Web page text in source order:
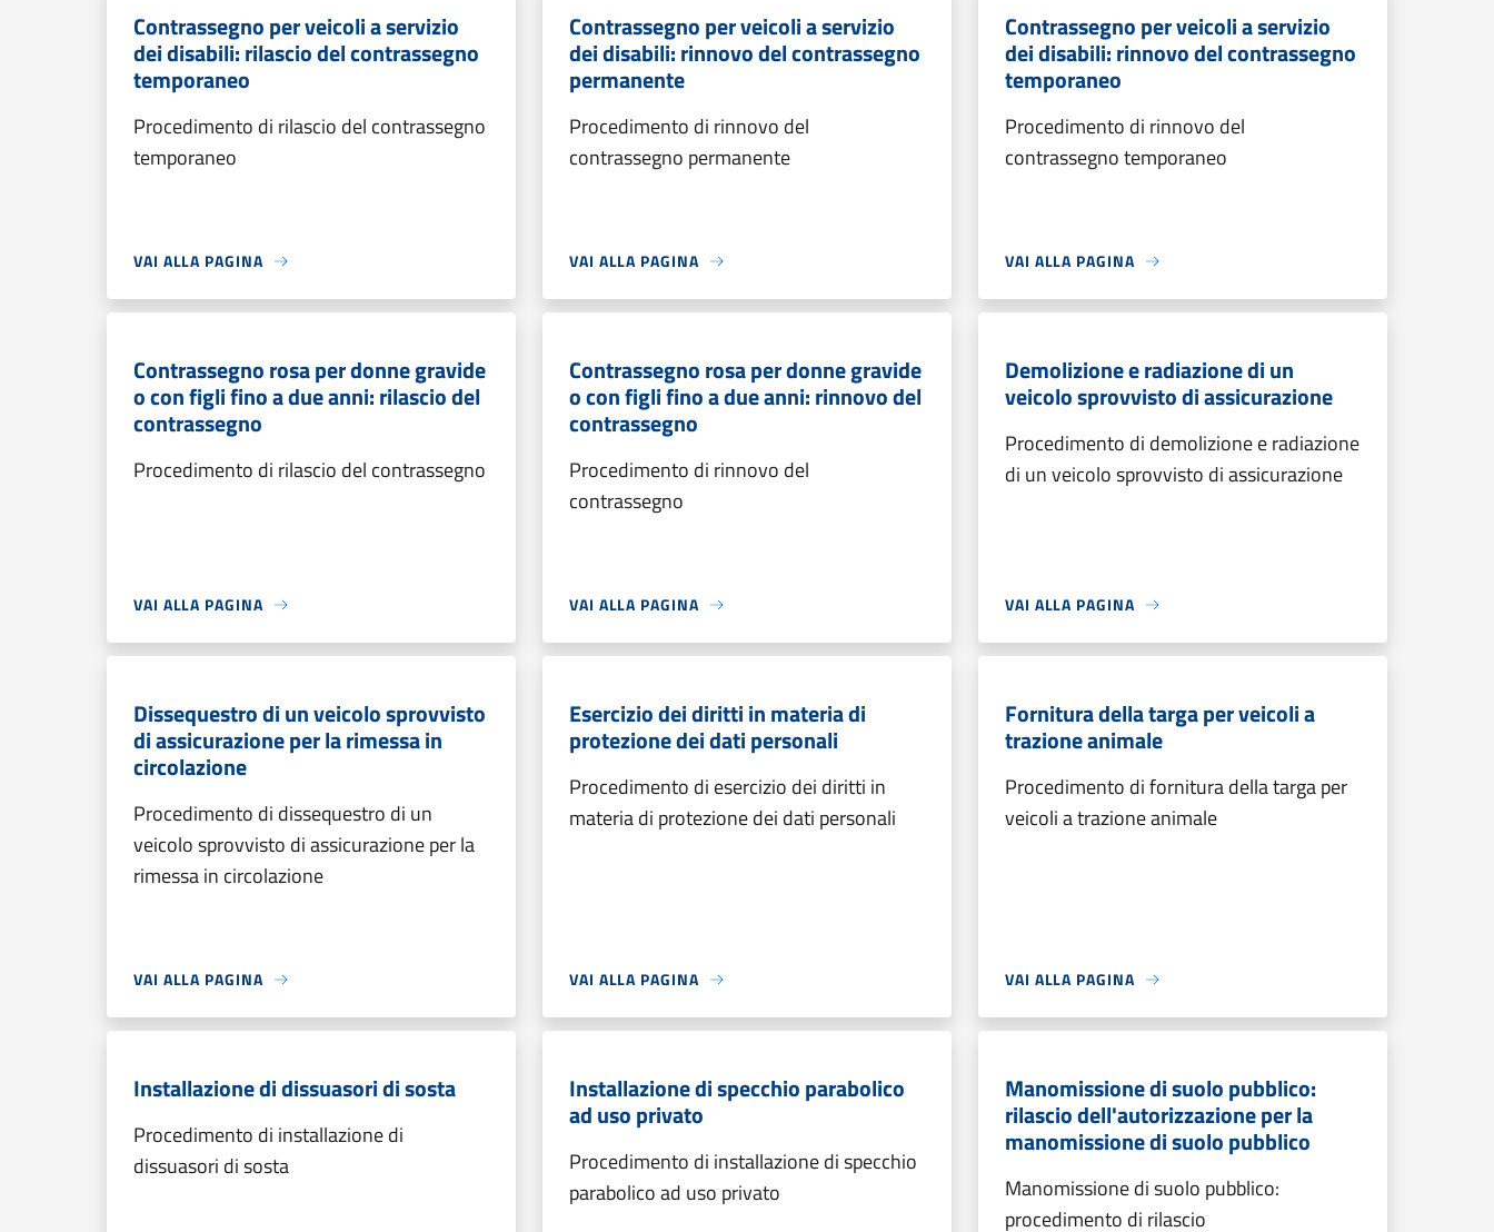
Contrassegno per veicoli a servizio
dei disabili: rilascio del contrassegno
temporaneo
Procedimento di rilascio del contrassegno
temporaneo
VAI ALLA PAGINA
Contrassegno per veicoli a servizio
dei disabili: rinnovo del contrassegno
permanente
Procedimento di rinnovo del
contrassegno permanente
VAI ALLA PAGINA
Contrassegno per veicoli a servizio
dei disabili: rinnovo del contrassegno
temporaneo
Procedimento di rinnovo del
contrassegno temporaneo
VAI ALLA PAGINA
Contrassegno rosa per donne gravide
o con figli fino a due anni: rilascio del
contrassegno
Procedimento di rilascio del contrassegno
VAI ALLA PAGINA
Contrassegno rosa per donne gravide
o con figli fino a due anni: rinnovo del
contrassegno
Procedimento di rinnovo del
contrassegno
VAI ALLA PAGINA
Demolizione e radiazione di un
veicolo sprovvisto di assicurazione
Procedimento di demolizione e radiazione
di un veicolo sprovvisto di assicurazione
VAI ALLA PAGINA
Dissequestro di un veicolo sprovvisto
di assicurazione per la rimessa in
circolazione
Procedimento di dissequestro di un
veicolo sprovvisto di assicurazione per la
rimessa in circolazione
VAI ALLA PAGINA
Esercizio dei diritti in materia di
protezione dei dati personali
Procedimento di esercizio dei diritti in
materia di protezione dei dati personali
VAI ALLA PAGINA
Fornitura della targa per veicoli a
trazione animale
Procedimento di fornitura della targa per
veicoli a trazione animale
VAI ALLA PAGINA
Installazione di dissuasori di sosta
Procedimento di installazione di
dissuasori di sosta
Installazione di specchio parabolico
ad uso privato
Procedimento di installazione di specchio
parabolico ad uso privato
Manomissione di suolo pubblico:
rilascio dell'autorizzazione per la
manomissione di suolo pubblico
Manomissione di suolo pubblico:
procedimento di rilascio